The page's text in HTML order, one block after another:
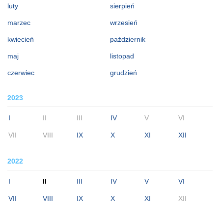
luty
marzec
kwiecień
maj
czerwiec
sierpień
wrzesień
październik
listopad
grudzień
2023
I II III IV V VI
VII VIII IX X XI XII
2022
I II III IV V VI
VII VIII IX X XI XII